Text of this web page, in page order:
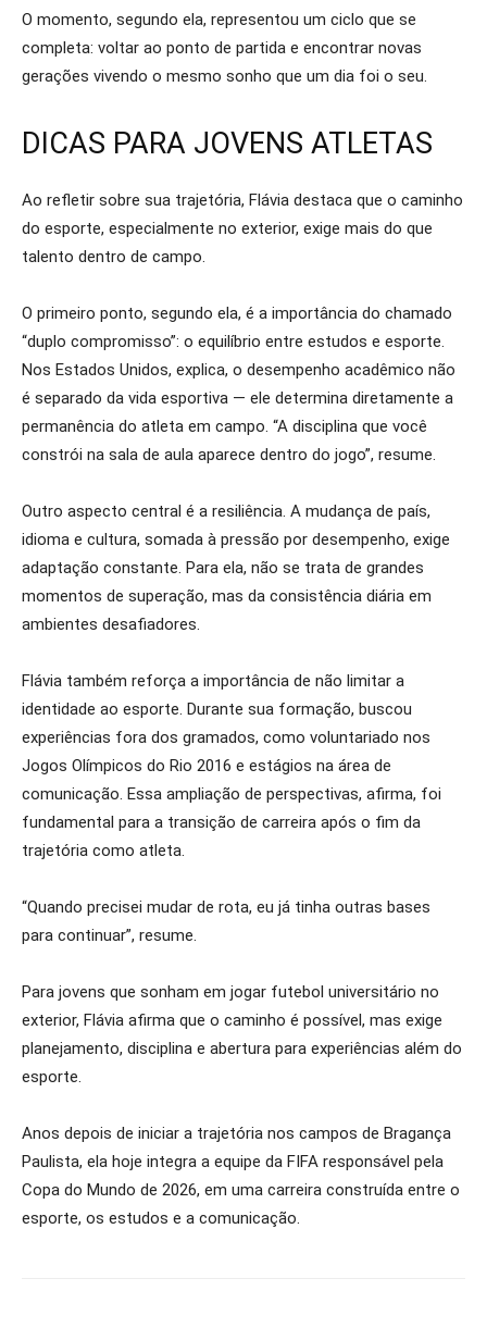
O momento, segundo ela, representou um ciclo que se
completa: voltar ao ponto de partida e encontrar novas
gerações vivendo o mesmo sonho que um dia foi o seu.
DICAS PARA JOVENS ATLETAS
Ao refletir sobre sua trajetória, Flávia destaca que o caminho
do esporte, especialmente no exterior, exige mais do que
talento dentro de campo.
O primeiro ponto, segundo ela, é a importância do chamado
“duplo compromisso”: o equilíbrio entre estudos e esporte.
Nos Estados Unidos, explica, o desempenho acadêmico não
é separado da vida esportiva — ele determina diretamente a
permanência do atleta em campo. “A disciplina que você
constrói na sala de aula aparece dentro do jogo”, resume.
Outro aspecto central é a resiliência. A mudança de país,
idioma e cultura, somada à pressão por desempenho, exige
adaptação constante. Para ela, não se trata de grandes
momentos de superação, mas da consistência diária em
ambientes desafiadores.
Flávia também reforça a importância de não limitar a
identidade ao esporte. Durante sua formação, buscou
experiências fora dos gramados, como voluntariado nos
Jogos Olímpicos do Rio 2016 e estágios na área de
comunicação. Essa ampliação de perspectivas, afirma, foi
fundamental para a transição de carreira após o fim da
trajetória como atleta.
“Quando precisei mudar de rota, eu já tinha outras bases
para continuar”, resume.
Para jovens que sonham em jogar futebol universitário no
exterior, Flávia afirma que o caminho é possível, mas exige
planejamento, disciplina e abertura para experiências além do
esporte.
Anos depois de iniciar a trajetória nos campos de Bragança
Paulista, ela hoje integra a equipe da FIFA responsável pela
Copa do Mundo de 2026, em uma carreira construída entre o
esporte, os estudos e a comunicação.